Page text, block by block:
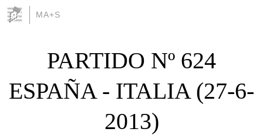
MA+S
PARTIDO Nº 624
ESPAÑA - ITALIA (27-6-
2013)